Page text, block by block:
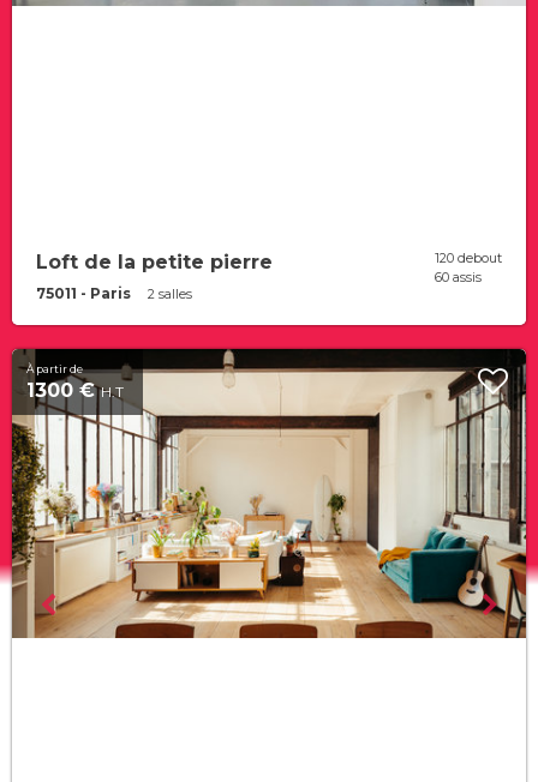
Loft de la petite pierre
75011 - Paris 2 salles
120 debout
60 assis
À partir de
1300 €H.T